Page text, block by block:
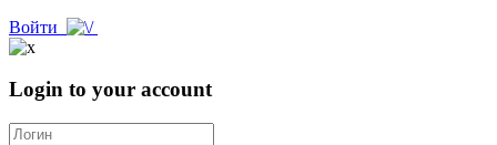
Войти
Login to your account